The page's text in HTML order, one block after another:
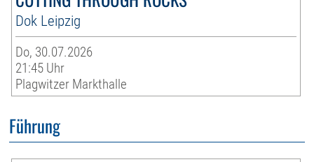
Dok Leipzig
Do, 30.07.2026
21:45 Uhr
Plagwitzer Markthalle
Führung